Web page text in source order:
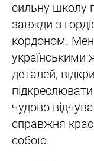
сильну школу
завжди з
кордоном.
українськими
деталей,
чудово
справжня
собою.